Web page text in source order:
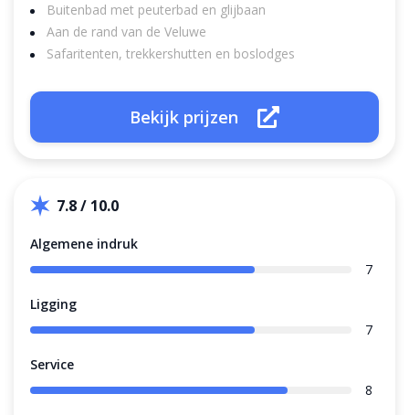
Buitenbad met peuterbad en glijbaan
Aan de rand van de Veluwe
Safaritenten, trekkershutten en boslodges
Bekijk prijzen
7.8 / 10.0
Algemene indruk
7
Ligging
7
Service
8